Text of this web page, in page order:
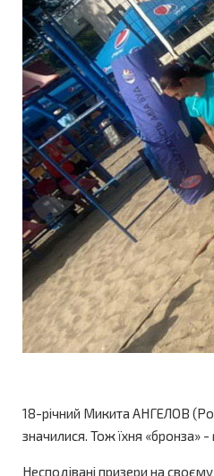
18-річний Микита АНГЕЛОВ
значилися. Тож їхня «бронза»
Несподівані призери на